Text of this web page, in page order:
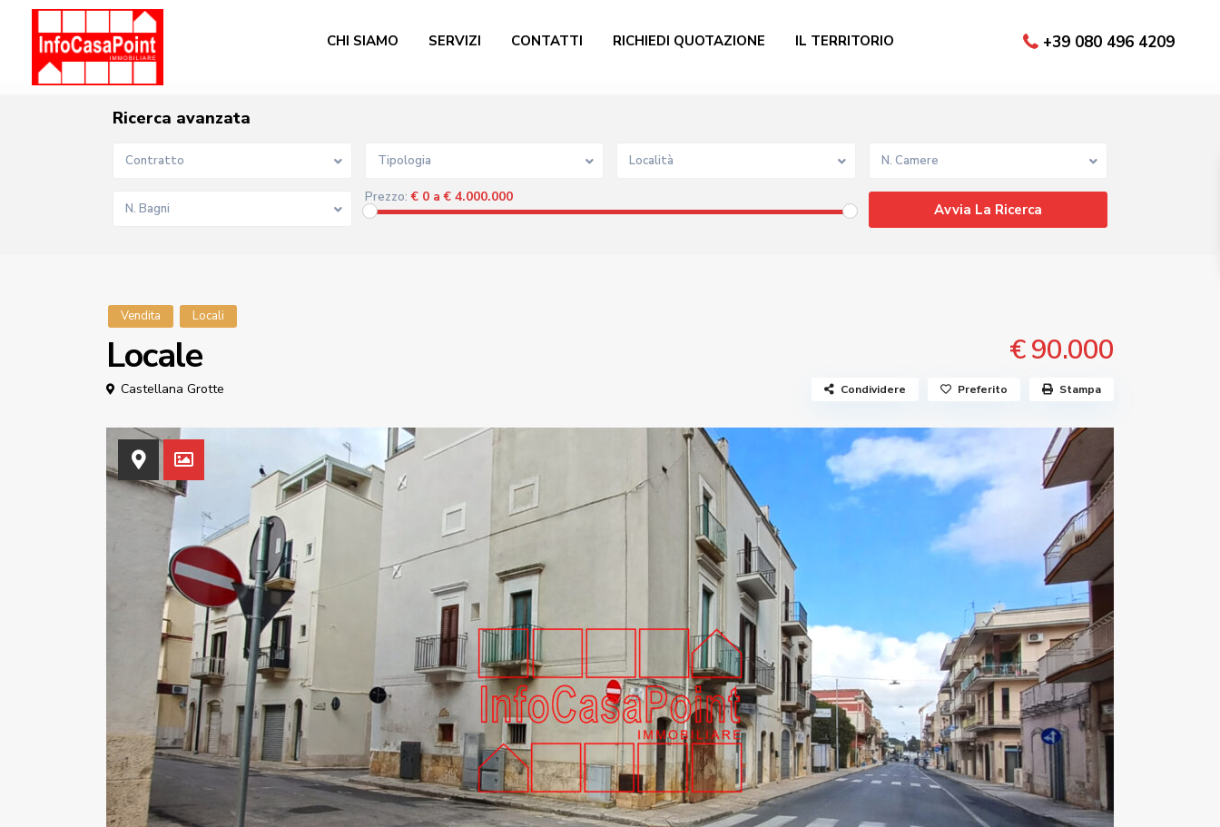
+39 080 496 4209
CHI SIAMO SERVIZI CONTATTI RICHIEDI QUOTAZIONE IL TERRITORIO
Ricerca avanzata
Contratto Tipologia Località N. Camere
N. Bagni
Prezzo: € 0 a € 4.000.000
Vendita Locali
Locale € 90.000
Castellana Grotte Condividere Preferito Stampa